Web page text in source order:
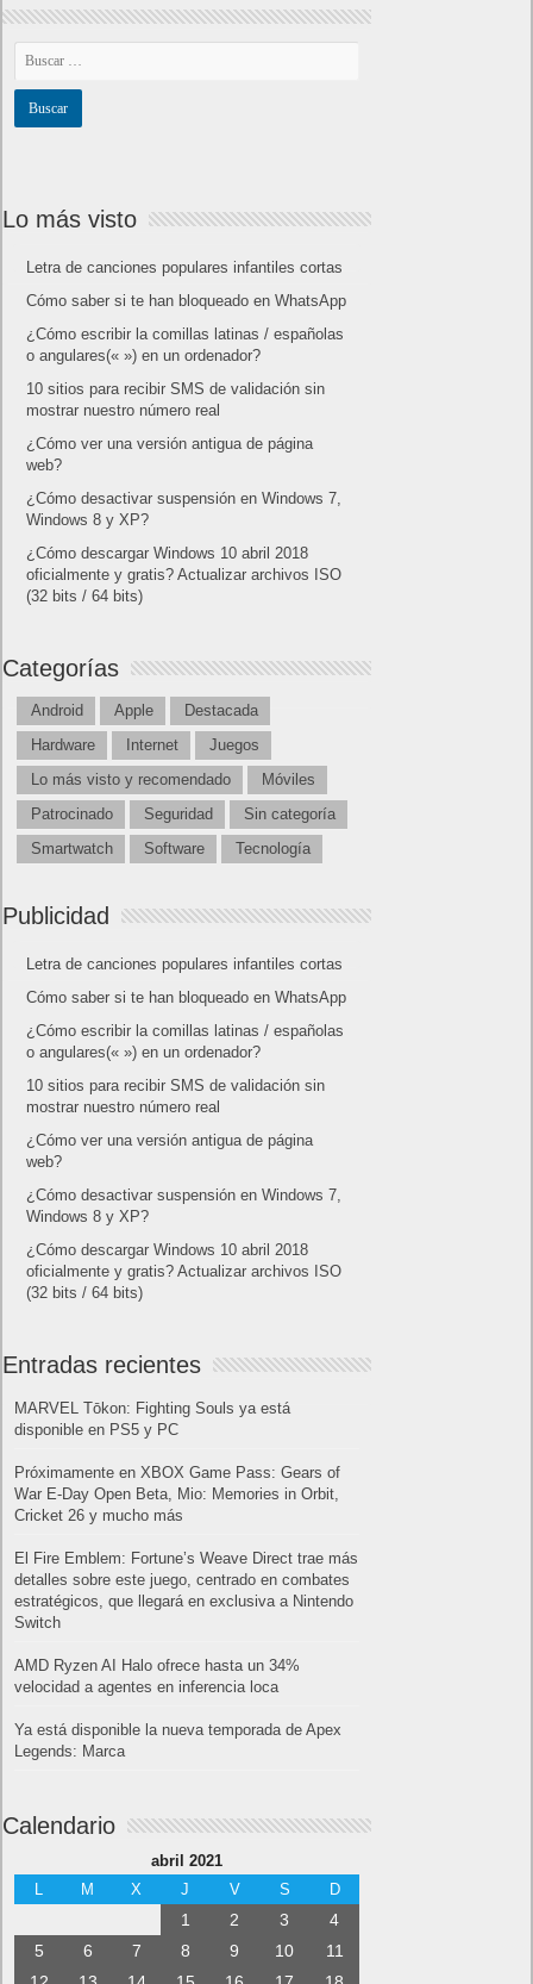
Lo más visto
Letra de canciones populares infantiles cortas
Cómo saber si te han bloqueado en WhatsApp
¿Cómo escribir la comillas latinas / españolas
o angulares(« ») en un ordenador?
10 sitios para recibir SMS de validación sin
mostrar nuestro número real
¿Cómo ver una versión antigua de página
web?
¿Cómo desactivar suspensión en Windows 7,
Windows 8 y XP?
¿Cómo descargar Windows 10 abril 2018
oficialmente y gratis? Actualizar archivos ISO
(32 bits / 64 bits)
Categorías
Android Apple
Destacada
Hardware
Internet
Juegos
Lo más visto y recomendado
Móviles
Patrocinado
Seguridad
Sin categoría
Smartwatch
Software Tecnología
Publicidad
Letra de canciones populares infantiles cortas
Cómo saber si te han bloqueado en WhatsApp
¿Cómo escribir la comillas latinas / españolas
o angulares(« ») en un ordenador?
10 sitios para recibir SMS de validación sin
mostrar nuestro número real
¿Cómo ver una versión antigua de página
web?
¿Cómo desactivar suspensión en Windows 7,
Windows 8 y XP?
¿Cómo descargar Windows 10 abril 2018
oficialmente y gratis? Actualizar archivos ISO
(32 bits / 64 bits)
Entradas recientes
MARVEL Tōkon: Fighting Souls ya está
disponible en PS5 y PC
Próximamente en XBOX Game Pass: Gears of
War E-Day Open Beta, Mio: Memories in Orbit,
Cricket 26 y mucho más
El Fire Emblem: Fortune’s Weave Direct trae más
detalles sobre este juego, centrado en combates
estratégicos, que llegará en exclusiva a Nintendo
Switch
AMD Ryzen AI Halo ofrece hasta un 34%
velocidad a agentes en inferencia loca
Ya está disponible la nueva temporada de Apex
Legends: Marca
Calendario
abril 2021
L
M X J V S D
1 2 3
4
5
6 7 8 9 10
11